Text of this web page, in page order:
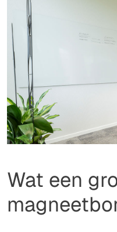
Wat een